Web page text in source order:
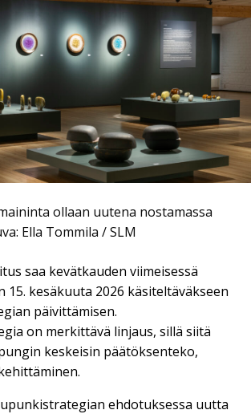
ollaan uutena nostamassa
Ella Tommila / SLM
saa kevätkauden viimeisessä
15. kesäkuuta 2026 käsiteltäväkseen
päivittämisen.
on merkittävä linjaus, sillä siitä
keskeisin päätöksenteko,
ehdotuksessa uutta